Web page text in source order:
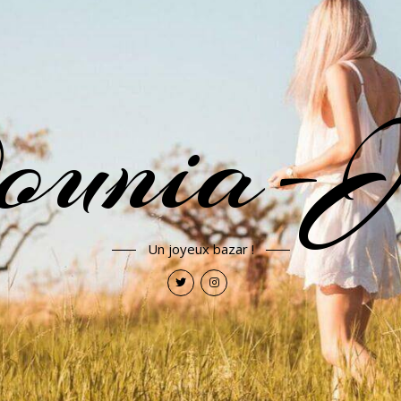
Un joyeux bazar !